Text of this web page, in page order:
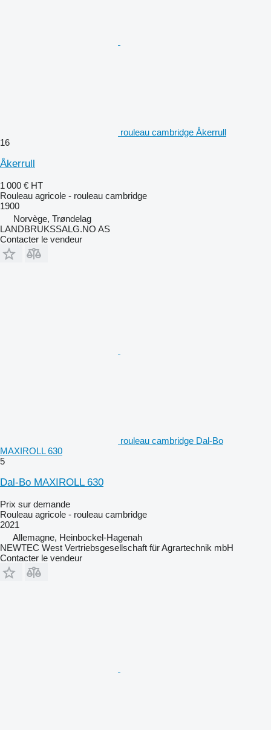
rouleau cambridge Åkerrull
16
Åkerrull
1 000 € HT
Rouleau agricole - rouleau cambridge
1900
Norvège, Trøndelag
LANDBRUKSSALG.NO AS
Contacter le vendeur
rouleau cambridge Dal-Bo
MAXIROLL 630
5
Dal-Bo MAXIROLL 630
Prix sur demande
Rouleau agricole - rouleau cambridge
2021
Allemagne, Heinbockel-Hagenah
NEWTEC West Vertriebsgesellschaft für Agrartechnik mbH
Contacter le vendeur